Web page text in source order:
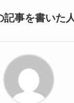
記事を書いた人